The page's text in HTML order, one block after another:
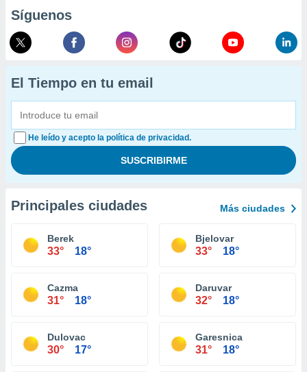
Síguenos
El Tiempo en tu email
He leído y acepto la política de privacidad.
Principales ciudades Más ciudades
Berek
33° 18°
Bjelovar
33° 18°
Cazma
31° 18°
Daruvar
32° 18°
Dulovac
30° 17°
Garesnica
31° 18°